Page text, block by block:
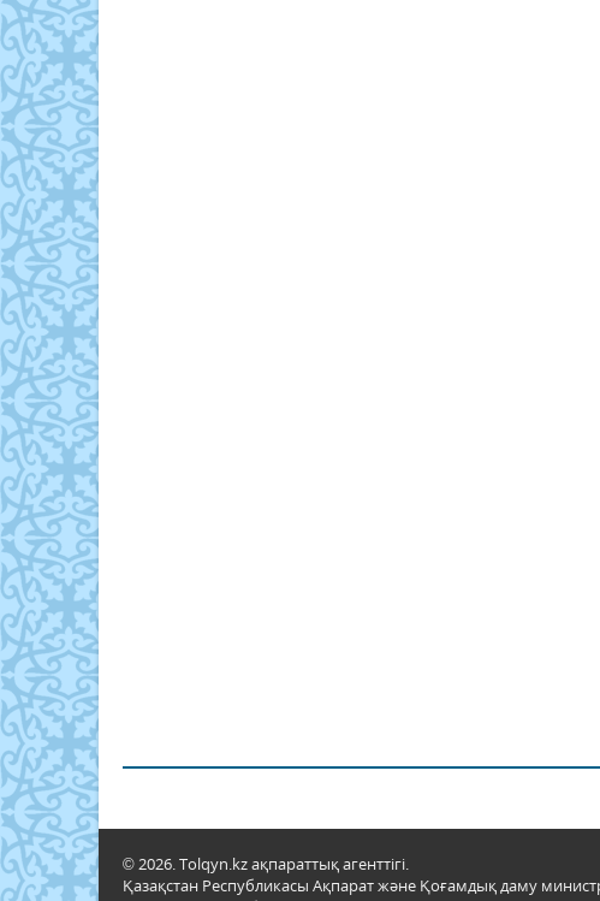
© 2026. Tolqyn.kz ақпараттық агенттігі.
Қазақстан Республикасы Ақпарат және Қоғамдық даму